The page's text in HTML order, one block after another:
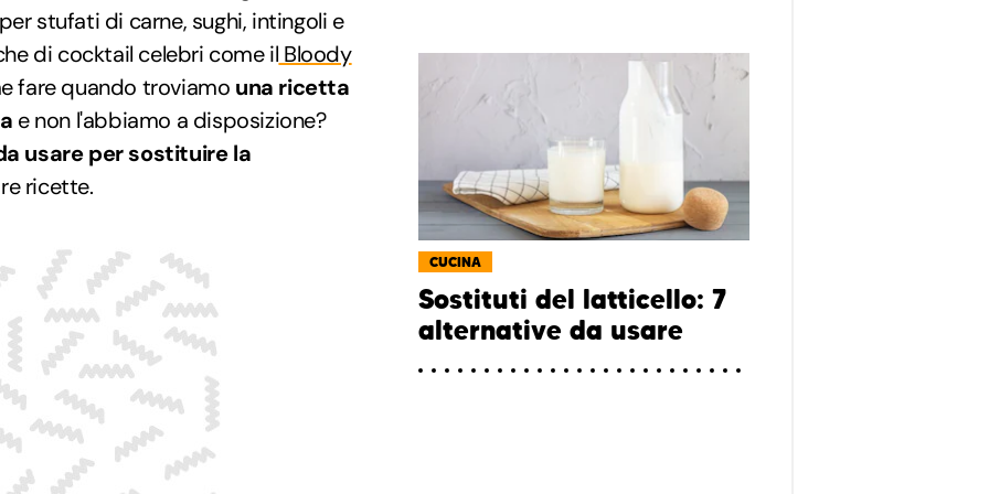
stufati di carne, sughi, intingoli e
di cocktail celebri come il Bloody
fare quando troviamo una ricetta
e non l'abbiamo a disposizione?
usare per sostituire la
ricette.
CUCINA
Sostituti del latticello: 7
alternative da usare